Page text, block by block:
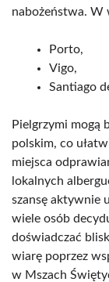
nabożeństwa. W
Porto,
Vigo,
Santiago
Pielgrzymi mogą
polskim, co
miejsca
lokalnych
szansę aktywnie
wiele osób
doświadczać
wiarę poprzez
w Mszach